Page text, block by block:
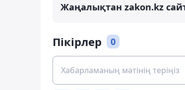
Жаңалықтан zakon.kz
Пікірлер 0